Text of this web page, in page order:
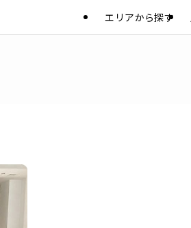
エリアから探す